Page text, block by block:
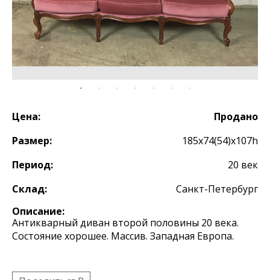
Цена:
Продано
Размер:
185х74(54)х107h
Период:
20 век
Склад:
Санкт-Петербург
Описание:
Антикварный диван второй половины 20 века.
Состояние хорошее. Массив. Западная Европа.